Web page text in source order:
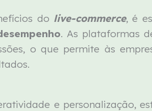
do live-commerce, é
. As plataformas
o que permite às
e personalização,